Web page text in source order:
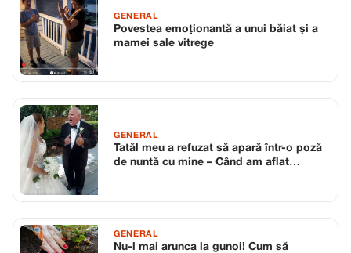
GENERAL
Povestea emoționantă a unui băiat și a
mamei sale vitrege
GENERAL
Tatăl meu a refuzat să apară într-o poză
de nuntă cu mine – Când am aflat
GENERAL
Nu-l mai arunca la gunoi! Cum să